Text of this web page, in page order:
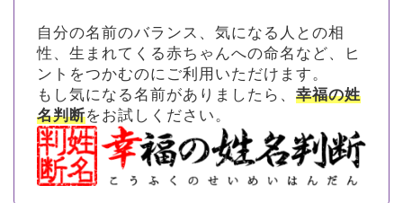
自分の名前のバランス、気になる人との相
性、生まれてくる赤ちゃんへの命名など、ヒ
ントをつかむのにご利用いただけます。
もし気になる名前がありましたら、 幸福の姓
名判断をお試しください。